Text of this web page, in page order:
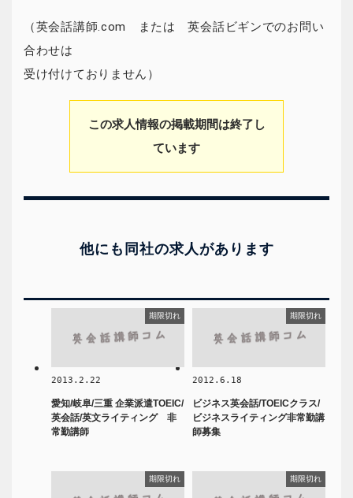
（英会話講師.com または 英会話ビギンでのお問い
合わせは
受け付けておりません）
この求人情報の掲載期間は終了し
ています
他にも同社の求人があります
期限切れ
2013.2.22
愛知/岐阜/三重 企業派遣TOEIC/
英会話/英文ライティング 非
常勤講師
期限切れ
2012.6.18
ビジネス英会話/TOEICクラス/
ビジネスライティング非常勤講
師募集
期限切れ 期限切れ